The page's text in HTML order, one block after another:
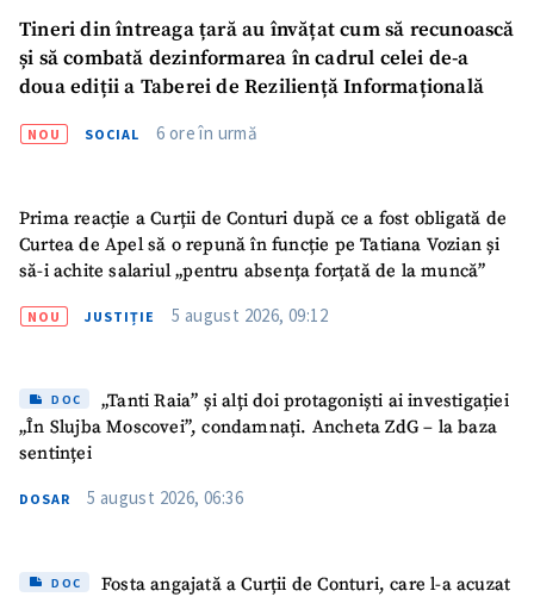
Tineri din întreaga țară au învățat cum să recunoască
și să combată dezinformarea în cadrul celei de-a
doua ediții a Taberei de Reziliență Informațională
NOU SOCIAL 6 ore în urmă
Prima reacție a Curții de Conturi după ce a fost obligată de
Curtea de Apel să o repună în funcție pe Tatiana Vozian și
să-i achite salariul „pentru absența forțată de la muncă”
NOU JUSTIȚIE 5 august 2026, 09:12
DOC
„Tanti Raia” și alți doi protagoniști ai investigației
„În Slujba Moscovei”, condamnați. Ancheta ZdG – la baza
sentinței
DOSAR 5 august 2026, 06:36
DOC
Fosta angajată a Curții de Conturi, care l-a acuzat
ȘTIREA MEA